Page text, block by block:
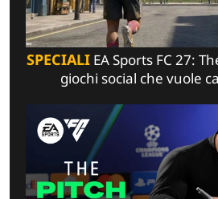
SPECIALIEA Sports FC 27:
giochi social che vuole